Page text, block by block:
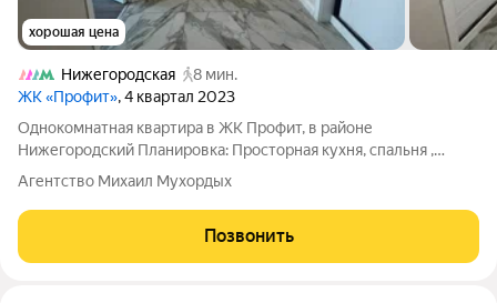
хорошая цена
Нижегородская
8 мин.
ЖК «Профит», 4 квартал 2023
Однокомнатная квартира в ЖК Профит, в районе
Нижегородский Планировка: Просторная кухня, спальня ,
совмещенный санузел, В квартире сделан ремонт, остается
кухня и встроенная техника Юридическая информация:
Агентство Михаил Мухордых
Позвонить